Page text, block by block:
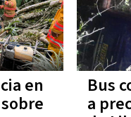
en Bus
a